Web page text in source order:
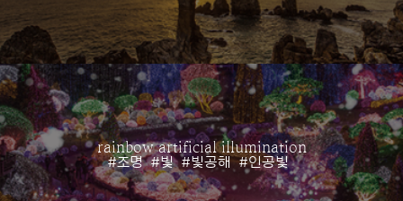
rainbow artificial illumination
#조명 #빛 #빛공해 #인공빛